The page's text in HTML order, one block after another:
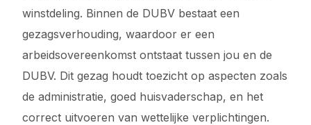
winstdeling. Binnen de DUBV bestaat een
gezagsverhouding, waardoor er een
arbeidsovereenkomst ontstaat tussen jou en de
DUBV. Dit gezag houdt toezicht op aspecten zoals
de administratie, goed huisvaderschap, en het
correct uitvoeren van wettelijke verplichtingen.